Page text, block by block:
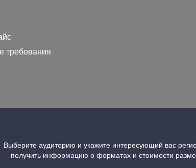
требования
Выберите аудиторию и укажите интересующий вас
получить информацию о форматах и стоимости